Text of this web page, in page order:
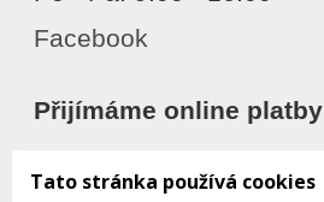
Facebook
Přijímáme online platby
Tato stránka používá cookies